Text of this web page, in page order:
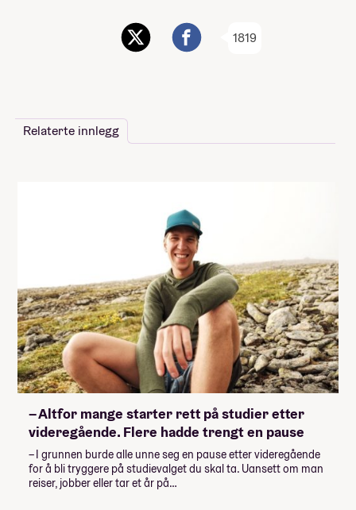
1819
Relaterte innlegg
– Altfor mange starter rett på studier etter
videregående. Flere hadde trengt en pause
– I grunnen burde alle unne seg en pause etter videregående
for å bli tryggere på studievalget du skal ta. Uansett om man
reiser, jobber eller tar et år på…